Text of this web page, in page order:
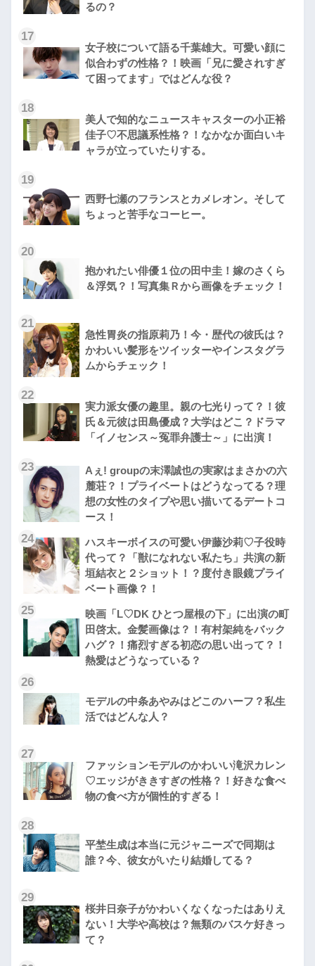
るの？
17
女子校について語る千葉雄大。可愛い顔に
似合わずの性格？！映画「兄に愛されすぎ
て困ってます」ではどんな役？
18
美人で知的なニュースキャスターの小正裕
佳子♡不思議系性格？！なかなか面白いキ
ャラが立っていたりする。
19
西野七瀬のフランスとカメレオン。そして
ちょっと苦手なコーヒー。
20
抱かれたい俳優１位の田中圭！嫁のさくら
＆浮気？！写真集Ｒから画像をチェック！
21
急性胃炎の指原莉乃！今・歴代の彼氏は？
かわいい髪形をツイッターやインスタグラ
ムからチェック！
22
実力派女優の趣里。親の七光りって？！彼
氏＆元彼は田島優成？大学はどこ？ドラマ
「イノセンス～冤罪弁護士～」に出演！
23
Aぇ! groupの末澤誠也の実家はまさかの六
麓荘？！プライベートはどうなってる？理
想の女性のタイプや思い描いてるデートコ
ース！
24
ハスキーボイスの可愛い伊藤沙莉♡子役時
代って？「獣になれない私たち」共演の新
垣結衣と２ショット！？度付き眼鏡プライ
ベート画像？！
25
映画「L♡DK ひとつ屋根の下」に出演の町
田啓太。金髪画像は？！有村架純をバック
ハグ？！痛烈すぎる初恋の思い出って？！
熱愛はどうなっている？
26
モデルの中条あやみはどこのハーフ？私生
活ではどんな人？
27
ファッションモデルのかわいい滝沢カレン
♡エッジがききすぎの性格？！好きな食べ
物の食べ方が個性的すぎる！
28
平埜生成は本当に元ジャニーズで同期は
誰？今、彼女がいたり結婚してる？
29
桜井日奈子がかわいくなくなったはありえ
ない！大学や高校は？無類のバスケ好きっ
て？